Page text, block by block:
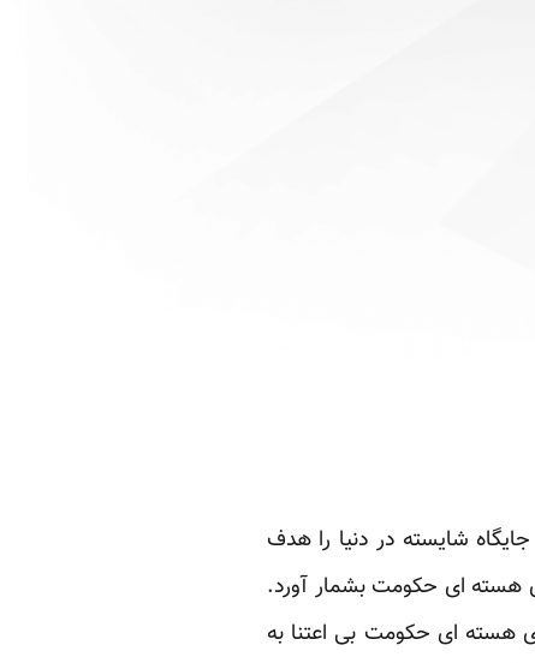
شایسته در دنیا را هدف
هسته ای حکومت بشمار آورد.
هسته ای حکومت بی اعتنا به